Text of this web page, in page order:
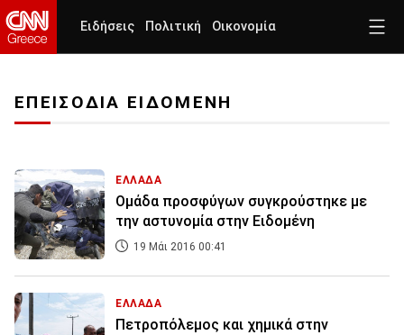
Ειδήσεις Πολιτική Οικονομία
ΕΠΕΙΣΟΔΙΑ ΕΙΔΟΜΕΝΗ
ΕΛΛΑΔΑ
Ομάδα προσφύγων συγκρούστηκε με
την αστυνομία στην Ειδομένη
19 Μάι 2016 00:41
ΕΛΛΑΔΑ
Πετροπόλεμος και χημικά στην